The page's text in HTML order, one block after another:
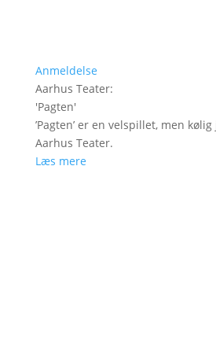
Anmeldelse
Aarhus Teater:
'Pagten'
’Pagten’ er en velspillet, men
Aarhus Teater.
Læs mere